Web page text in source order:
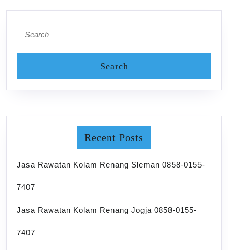
for:
Recent Posts
Jasa Rawatan Kolam Renang Sleman 0858-0155-
7407
Jasa Rawatan Kolam Renang Jogja 0858-0155-
7407